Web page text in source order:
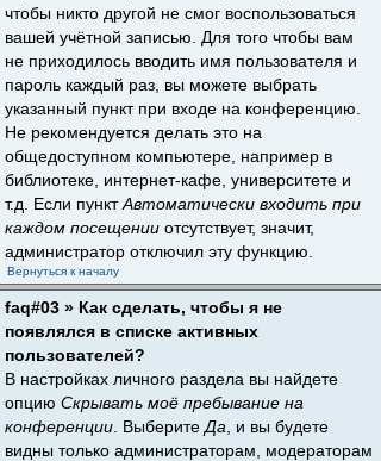
чтобы никто другой не смог воспользоваться
вашей учётной записью. Для того чтобы вам
не приходилось вводить имя пользователя и
пароль каждый раз, вы можете выбрать
указанный пункт при входе на конференцию.
Не рекомендуется делать это на
общедоступном компьютере, например в
библиотеке, интернет-кафе, университете и
т.д. Если пунктАвтоматически входить при
каждом посещении отсутствует, значит,
администратор отключил эту функцию.
Вернуться к началу
faq#03 » Как сделать, чтобы я не
появлялся в списке активных
пользователей?
В настройках личного раздела вы найдете
опцию Скрывать моё пребывание на
конференции . Выберите Да , и вы будете
видны только администраторам, модераторам